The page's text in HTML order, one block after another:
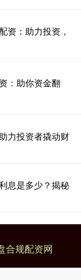
资：助力投资，
：助你资金翻
力投资者撬动财
息是多少？揭秘
合规配资网